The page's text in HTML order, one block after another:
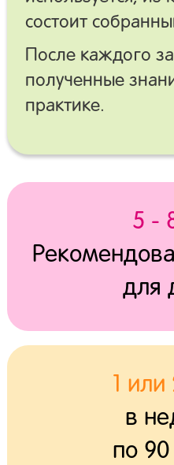
состоит
После каждого
полученные
практике.
5 -
для
1 или
в
по